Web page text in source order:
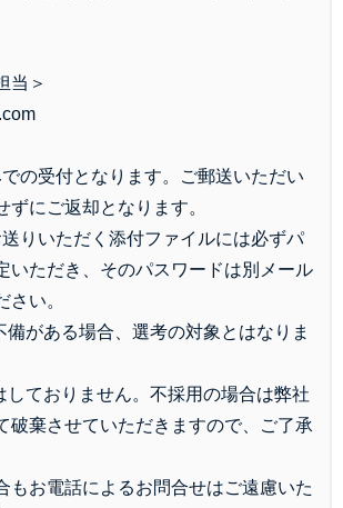
当＞
の受付となります。ご郵送いただい
ずにご返却となります。
りいただく添付ファイルには必ずパ
いただき、そのパスワードは別メール
さい。
がある場合、選考の対象とはなりま
ておりません。不採用の場合は弊社
破棄させていただきますので、ご了承
もお電話によるお問合せはご遠慮いた